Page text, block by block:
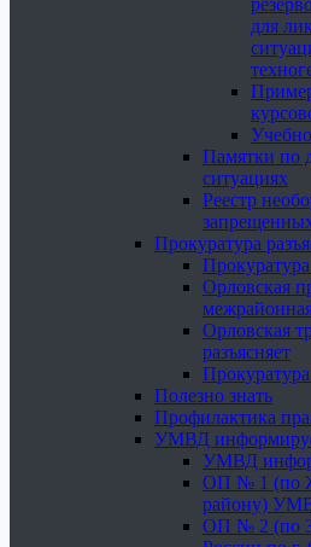
для
Памятки по
ситуациях
Реестр
Прокуратура
Прокуратура
Орловская
Орловская
разъясняет
Полезно знать
Профилактика
УМВД
УМВД
ОП № 1 (по
району)
ОП № 2 (по